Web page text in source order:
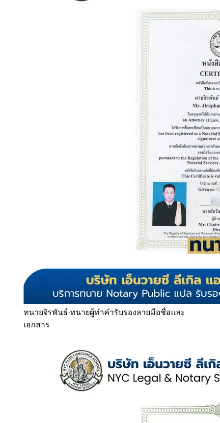
ทนายจิรพันธ์·ทนายผู้ทำคำรับรองลายมือชื่อและ
เอกสาร